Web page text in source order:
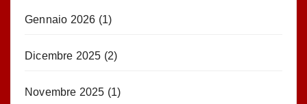
Gennaio 2026 (1)
Dicembre 2025 (2)
Novembre 2025 (1)